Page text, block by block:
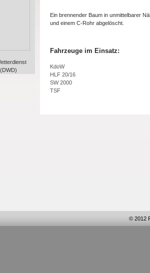
Ein brennender Baum in unmittelbarer
und einem C-Rohr abgelöscht.
Fahrzeuge im Einsatz:
KdoW
HLF 20/16
SW 2000
TSF
© 2012